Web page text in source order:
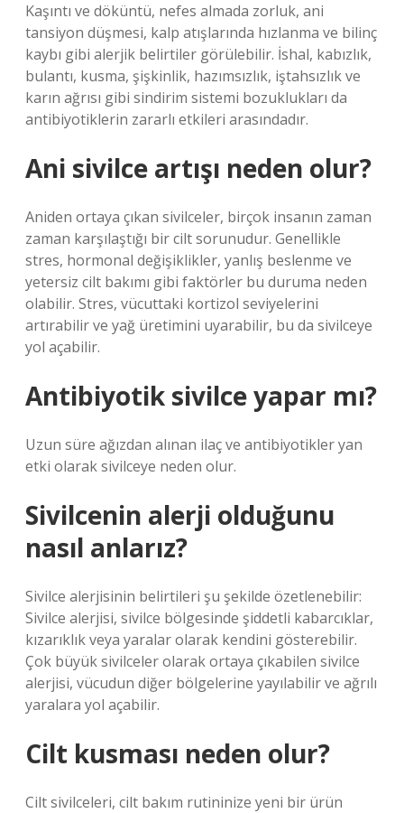
Kaşıntı ve döküntü, nefes almada zorluk, ani
tansiyon düşmesi, kalp atışlarında hızlanma ve bilinç
kaybı gibi alerjik belirtiler görülebilir. İshal, kabızlık,
bulantı, kusma, şişkinlik, hazımsızlık, iştahsızlık ve
karın ağrısı gibi sindirim sistemi bozuklukları da
antibiyotiklerin zararlı etkileri arasındadır.
Ani sivilce artışı neden olur?
Aniden ortaya çıkan sivilceler, birçok insanın zaman
zaman karşılaştığı bir cilt sorunudur. Genellikle
stres, hormonal değişiklikler, yanlış beslenme ve
yetersiz cilt bakımı gibi faktörler bu duruma neden
olabilir. Stres, vücuttaki kortizol seviyelerini
artırabilir ve yağ üretimini uyarabilir, bu da sivilceye
yol açabilir.
Antibiyotik sivilce yapar mı?
Uzun süre ağızdan alınan ilaç ve antibiyotikler yan
etki olarak sivilceye neden olur.
Sivilcenin alerji olduğunu
nasıl anlarız?
Sivilce alerjisinin belirtileri şu şekilde özetlenebilir:
Sivilce alerjisi, sivilce bölgesinde şiddetli kabarcıklar,
kızarıklık veya yaralar olarak kendini gösterebilir.
Çok büyük sivilceler olarak ortaya çıkabilen sivilce
alerjisi, vücudun diğer bölgelerine yayılabilir ve ağrılı
yaralara yol açabilir.
Cilt kusması neden olur?
Cilt sivilceleri, cilt bakım rutininize yeni bir ürün